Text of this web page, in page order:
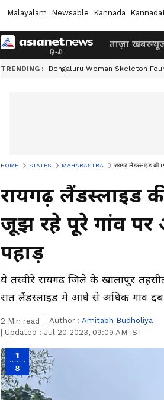
Malayalam Newsable Kannada
ताज़ा खबर
TRENDING : Bengaluru Woman Skeleton
HOME STATES MAHARASTRA रायगढ़ लैंडस्लाइड की
रायगढ़ लैंडस्लाइड
जूझ रहे पूरे गांव पर
पहाड़
ये तस्वीरें रायगढ़ जिले के खालापुर
रात लैंडस्लाइड में आधे से अधिक गांव दब
2 Min read Author : Amitabh Budholiya
Updated : Jul 20 2023, 09:09 AM IST
1
8